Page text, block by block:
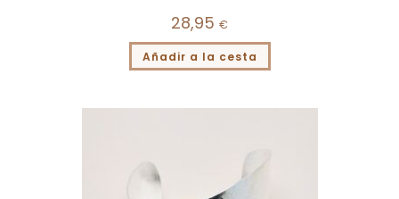
28,95 €
Añadir a la cesta